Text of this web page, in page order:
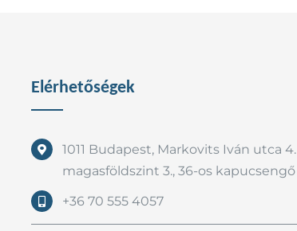
Elérhetőségek
1011 Budapest, Markovits Iván utca 4.
magasföldszint 3., 36-os kapucsengő
+36 70 555 4057